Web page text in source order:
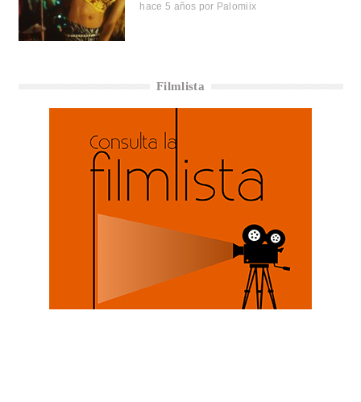
hace 5 años por Palomiix
Filmlista